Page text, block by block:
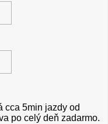
cca 5min jazdy od
po celý deň zadarmo.